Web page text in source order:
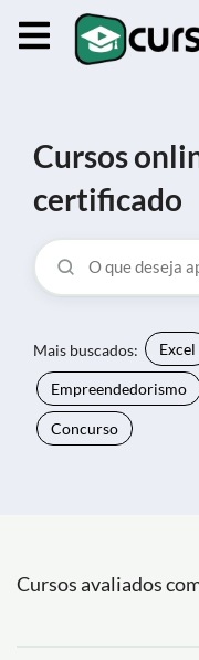
Cursos
certificado
Mais buscados: Excel
Empreendedorismo
Concurso
Cursos avaliados